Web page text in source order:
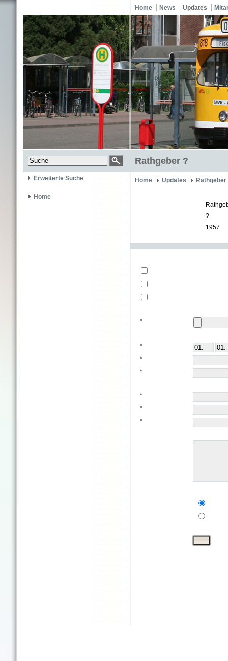
Home News Updates
Rathgeber ?
Erweiterte Suche
Home
Home Updates Rathgeber
?
1957